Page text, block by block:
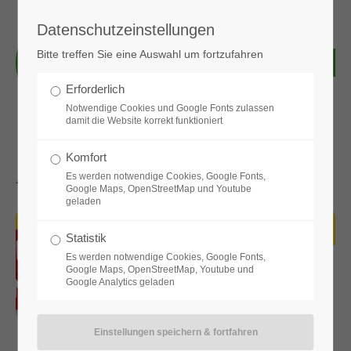
Anmelden
|Lost your password?
Aktuelle News & Bilder
Datenschutzeinstellungen
Bitte treffen Sie eine Auswahl um fortzufahren
Erforderlich
Notwendige Cookies und Google Fonts zulassen
damit die Website korrekt funktioniert
Komfort
Es werden notwendige Cookies, Google Fonts,
Google Maps, OpenStreetMap und Youtube
geladen
Statistik
Es werden notwendige Cookies, Google Fonts,
Google Maps, OpenStreetMap, Youtube und
Google Analytics geladen